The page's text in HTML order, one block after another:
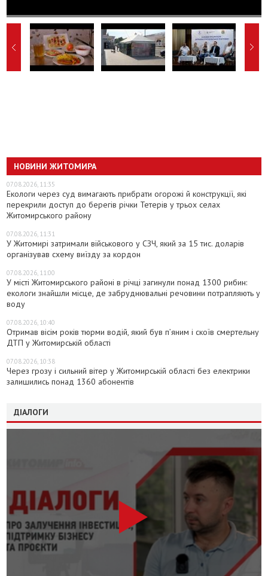
НОВИНИ ЖИТОМИРА
07.08.2026, 11:35
Екологи через суд вимагають прибрати огорожі й конструкції, які
перекрили доступ до берегів річки Тетерів у трьох селах
Житомирського району
07.08.2026, 11:31
У Житомирі затримали військового у СЗЧ, який за 15 тис. доларів
організував схему виїзду за кордон
07.08.2026, 11:00
У місті Житомирського районі в річці загинули понад 1300 рибин:
екологи знайшли місце, де забруднювальні речовини потрапляють у
воду
07.08.2026, 10:40
Отримав вісім років тюрми водій, який був п’яним і скоїв смертельну
ДТП у Житомирській області
07.08.2026, 10:38
Через грозу і сильний вітер у Житомирській області без електрики
залишились понад 1360 абонентів
ДІАЛОГИ